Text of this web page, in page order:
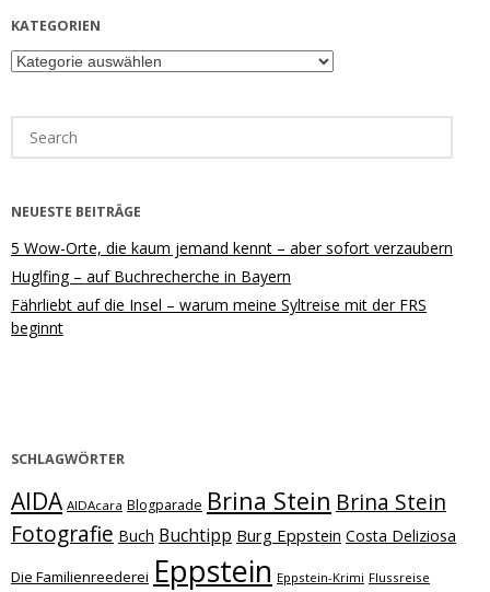
KATEGORIEN
Kategorien
for:
NEUESTE BEITRÄGE
5 Wow-Orte, die kaum jemand kennt – aber sofort verzaubern
Huglfing – auf Buchrecherche in Bayern
Fährliebt auf die Insel – warum meine Syltreise mit der FRS
beginnt
SCHLAGWÖRTER
AIDA AIDAcara Blogparade Brina Stein Brina Stein
Fotografie Buch Buchtipp Burg Eppstein Costa Deliziosa
Die Familienreederei Eppstein Eppstein-Krimi Flussreise